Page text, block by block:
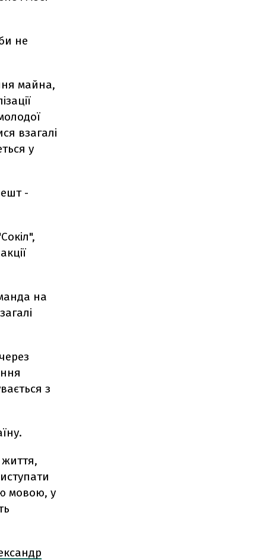
не
майна,
взагалі
у
-
на
з
мовою, у